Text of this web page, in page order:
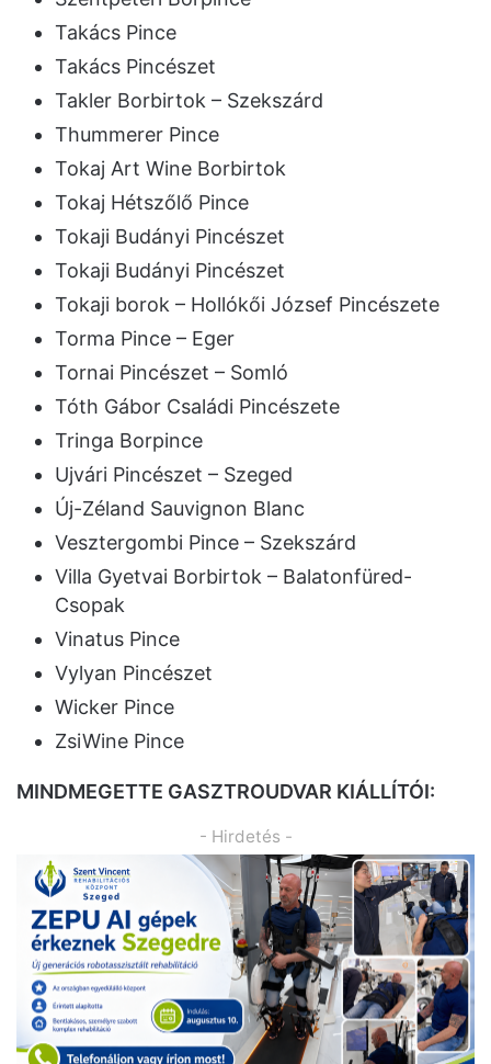
Takács Pince
Takács Pincészet
Takler Borbirtok – Szekszárd
Thummerer Pince
Tokaj Art Wine Borbirtok
Tokaj Hétszőlő Pince
Tokaji Budányi Pincészet
Tokaji Budányi Pincészet
Tokaji borok – Hollókői József Pincészete
Torma Pince – Eger
Tornai Pincészet – Somló
Tóth Gábor Családi Pincészete
Tringa Borpince
Ujvári Pincészet – Szeged
Új-Zéland Sauvignon Blanc
Vesztergombi Pince – Szekszárd
Villa Gyetvai Borbirtok – Balatonfüred-
Csopak
Vinatus Pince
Vylyan Pincészet
Wicker Pince
ZsiWine Pince
MINDMEGETTE GASZTROUDVAR KIÁLLÍTÓI:
- Hirdetés -